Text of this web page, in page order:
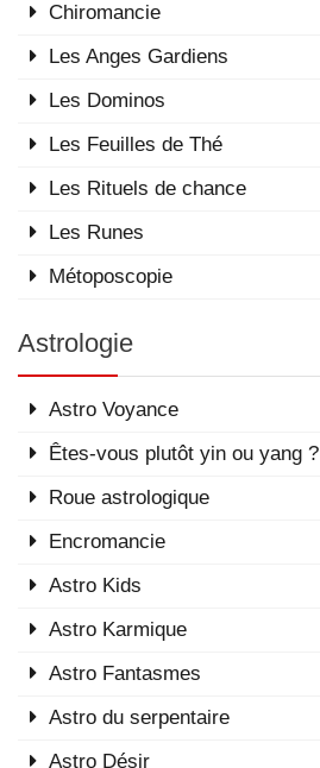
Chiromancie
Les Anges Gardiens
Les Dominos
Les Feuilles de Thé
Les Rituels de chance
Les Runes
Métoposcopie
Astrologie
Astro Voyance
Êtes-vous plutôt yin ou yang ?
Roue astrologique
Encromancie
Astro Kids
Astro Karmique
Astro Fantasmes
Astro du serpentaire
Astro Désir